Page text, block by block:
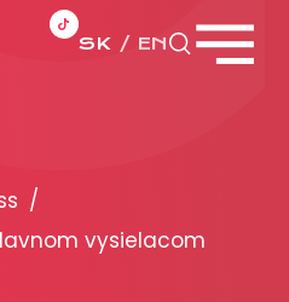
SK EN
/
vysielacom